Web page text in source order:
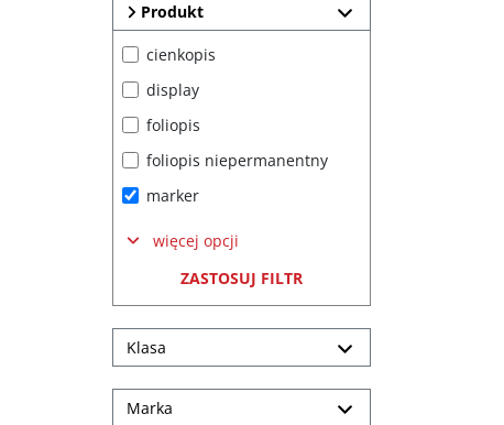
Klasa
Marka
Produkt
cienkopis
display
foliopis
foliopis niepermanentny
marker
więcej opcji
ZASTOSUJ FILTR